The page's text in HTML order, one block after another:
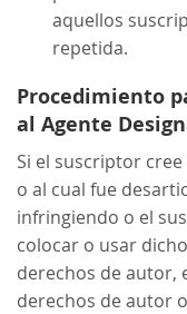
aquellos
repetida.
Procedimiento
al Agente
Si el suscriptor
o al cual fue
infringiendo o el
colocar o usar
derechos de autor,
derechos de autor